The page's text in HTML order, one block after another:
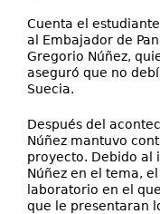
Cuenta el
al Embajador de
Gregorio Núñez,
aseguró que no
Suecia.
Después del
Núñez mantuvo
proyecto. Debido al
Núñez en el tema,
laboratorio en el
que le presentaran